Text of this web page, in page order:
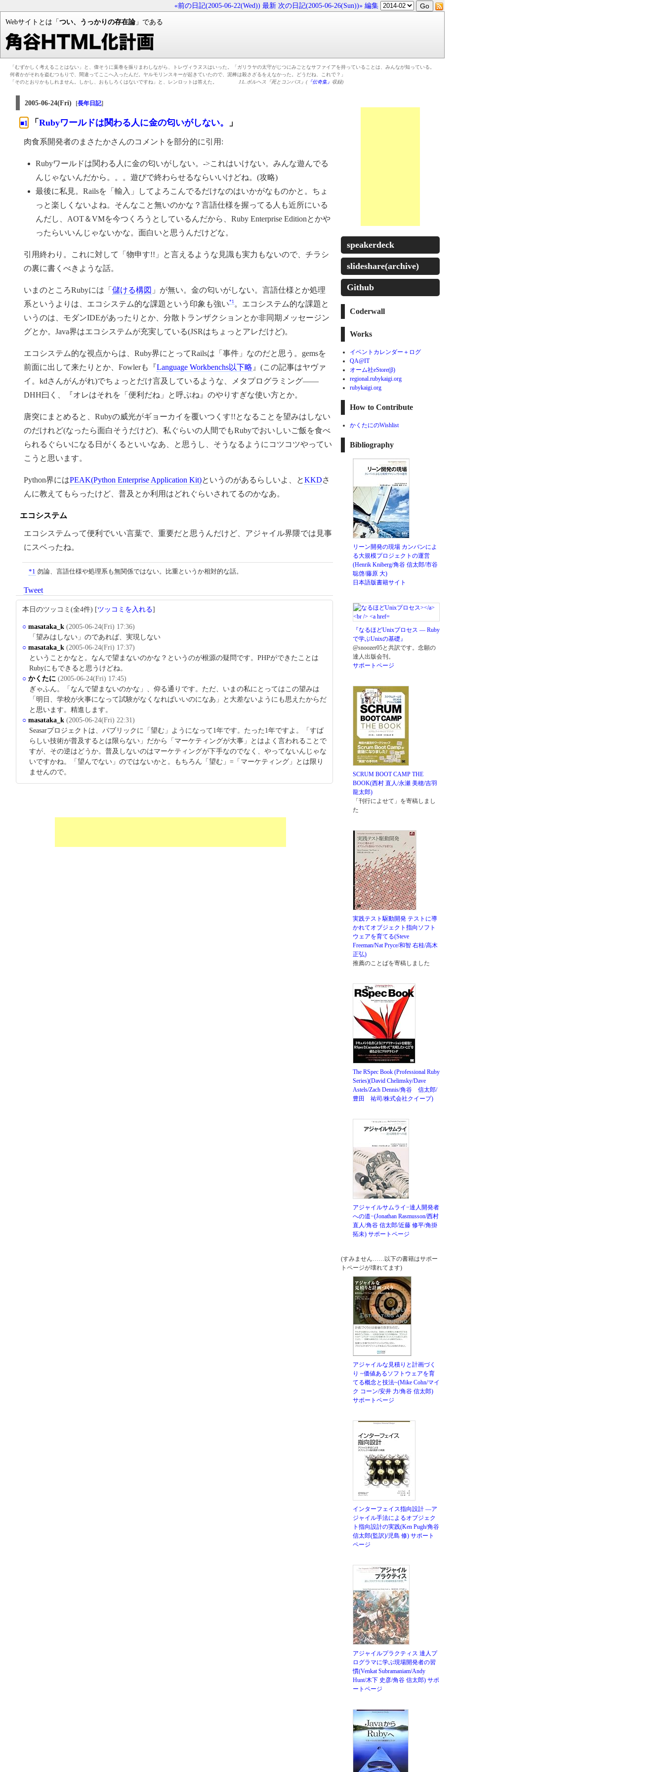
«前の日記(2005-06-22(Wed)) 最新 次の日記(2005-06-26(Sun))» 編集
Webサイトとは「 つい、うっかりの存在論」である
「むずかしく考えることはない」と、偉そうに葉巻を振りまわしながら、トレヴィラヌスはいった。「ガリラヤの太守がじつにみごとなサファイアを持っていることは、みんなが知っている。
何者かがそれを盗むつもりで、間違ってここへ入ったんだ。ヤルモリンスキーが起きていたので、泥棒は殺さざるをえなかった。どうだね、これで？」
「そのとおりかもしれません。しかし、おもしろくはないですね」と、レンロットは答えた。
J.L.ボルヘス『死とコンパス』(『伝奇集』 収録)
2005-06-24(Fri) [長年日記]
■1 「 Rubyワールドは関わる人に金の匂いがしない。 」
肉食系開発者のまさたかさんのコメントを部分的に引用:
Rubyワールドは関わる人に金の匂いがしない。->これはいけない。みんな遊んでる
んじゃないんだから。。。遊びで終わらせるならいいけどね。(攻略)
最後に私見。Railsを「輸入」してよろこんでるだけなのはいかがなものかと。ちょ
っと楽しくないよね。そんなこと無いのかな？言語仕様を握ってる人も近所にいる
んだし、AOT＆VMを今つくろうとしているんだから、Ruby Enterprise Editionとかや
ったらいいんじゃないかな。面白いと思うんだけどな。
引用終わり。これに対して「物申す!!」と言えるような見識も実力もないので、チラシ
の裏に書くべきような話。
いまのところRubyには「 儲ける構図 」が無い。金の匂いがしない。言語仕様とか処理
系というよりは、エコシステム的な課題という印象も強い*1 。エコシステム的な課題と
いうのは、モダンIDEがあったりとか、分散トランザクションとか非同期メッセージン
グとか。Java界はエコシステムが充実している(JSRはちょっとアレだけど)。
エコシステム的な視点からは、Ruby界にとってRailsは「事件」なのだと思う。gemsを
前面に出して来たりとか、Fowlerも『Language Workbenchs以下略 』(この記事はヤヴァ
イ。kdさんがんがれ)でちょっとだけ言及しているような、メタプログラミング——
DHH曰く、『オレはそれを「便利だね」と呼ぶね』のやりすぎな使い方とか。
唐突にまとめると、Rubyの威光がギョーカイを覆いつくす!!となることを望みはしない
のだけれど(なったら面白そうだけど)、私ぐらいの人間でもRubyでおいしいご飯を食べ
られるぐらいになる日がくるといいなあ、と思うし、そうなるようにコツコツやってい
こうと思います。
Python界にはPEAK(Python Enterprise Application Kit)というのがあるらしいよ、とKKDさ
んに教えてもらったけど、普及とか利用はどれぐらいされてるのかなあ。
エコシステム
エコシステムって便利でいい言葉で、重要だと思うんだけど、アジャイル界隈では見事
にスベったね。
*1 勿論、言語仕様や処理系も無関係ではない。比重というか相対的な話。
Tweet
本日のツッコミ(全4件) [ツッコミを入れる]
○ masataka_k (2005-06-24(Fri) 17:36)
「望みはしない」のであれば、実現しない
○ masataka_k (2005-06-24(Fri) 17:37)
ということかなと。なんで望まないのかな？というのが根源の疑問です。PHPができたことは
Rubyにもできると思うけどね。
○ かくたに (2005-06-24(Fri) 17:45)
ぎゃふん。「なんで望まないのかな」、仰る通りです。ただ、いまの私にとってはこの望みは
「明日、学校が火事になって試験がなくなればいいのになあ」と大差ないようにも思えたからだ
と思います。精進します。
○ masataka_k (2005-06-24(Fri) 22:31)
Seasarプロジェクトは、パブリックに「望む」ようになって1年です。たった1年ですよ。「すば
らしい技術が普及するとは限らない」だから「マーケティングが大事」とはよく言われることで
すが、その逆はどうか。普及しないのはマーケティングが下手なのでなく、やってないんじゃな
いですかね。「望んでない」のではないかと。もちろん「望む」=「マーケティング」とは限り
ませんので。
speakerdeck
slideshare(archive)
Github
Coderwall
Works
イベントカレンダー＋ログ
QA@IT
オーム社eStore(β)
regional.rubykaigi.org
rubykaigi.org
How to Contribute
かくたにのWishlist
Bibliography
リーン開発の現場 カンバンによ
る大規模プロジェクトの運営
(Henrik Kniberg/角谷 信太郎/市谷
聡啓/藤原 大)
日本語版書籍サイト
『なるほどUnixプロセス ― Ruby
で学ぶUnixの基礎』
@snoozer05と共訳です。念願の
達人出版会刊。
サポートページ
SCRUM BOOT CAMP THE
BOOK(西村 直人/永瀬 美穂/吉羽
龍太郎)
「刊行によせて」を寄稿しまし
た
実践テスト駆動開発 テストに導
かれてオブジェクト指向ソフト
ウェアを育てる(Steve
Freeman/Nat Pryce/和智 右桂/高木
正弘)
推薦のことばを寄稿しました
The RSpec Book (Professional Ruby
Series)(David Chelimsky/Dave
Astels/Zach Dennis/角谷 信太郎/
豊田 祐司/株式会社クイープ)
アジャイルサムライ−達人開発者
への道−(Jonathan Rasmusson/西村
直人/角谷 信太郎/近藤 修平/角掛
拓未) サポートページ
(すみません……以下の書籍はサポー
トページが壊れてます)
アジャイルな見積りと計画づく
り ~価値あるソフトウェアを育
てる概念と技法~(Mike Cohn/マイ
ク コーン/安井 力/角谷 信太郎)
サポートページ
インターフェイス指向設計 ―ア
ジャイル手法によるオブジェク
ト指向設計の実践(Ken Pugh/角谷
信太郎(監訳)/児島 修) サポート
ページ
アジャイルプラクティス 達人プ
ログラマに学ぶ現場開発者の習
慣(Venkat Subramaniam/Andy
Hunt/木下 史彦/角谷 信太郎) サポ
ートページ